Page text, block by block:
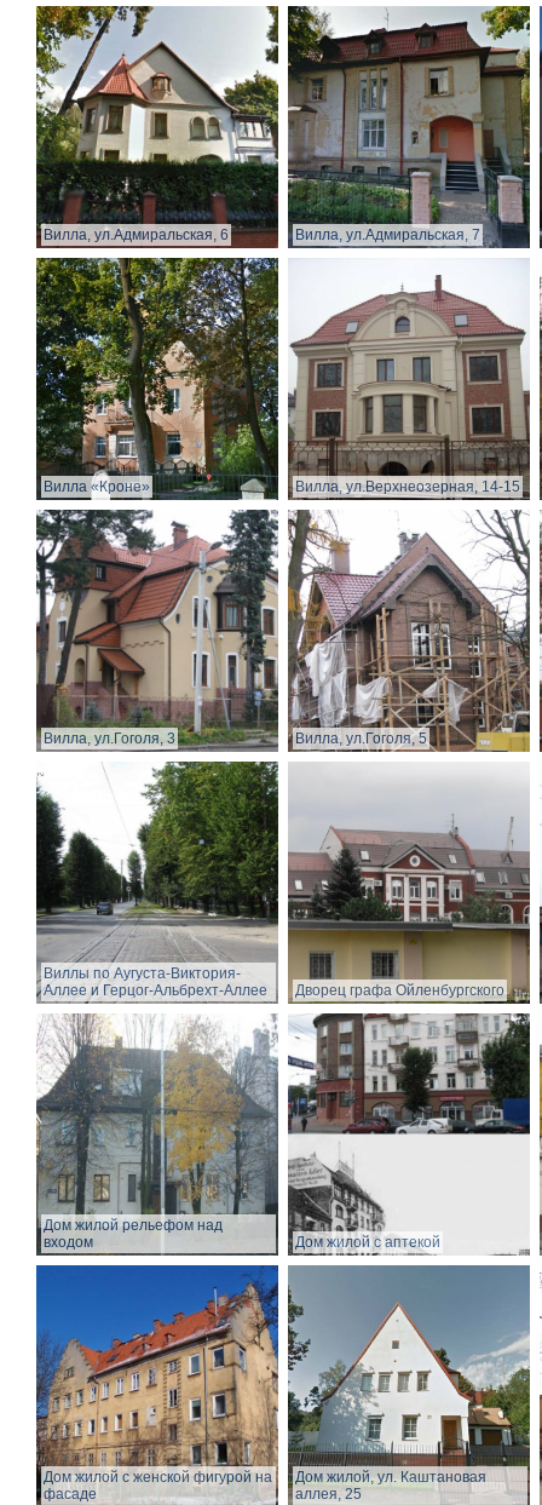
Вилла, ул.Адмиральская, 6 Вилла, ул.Адмиральская, 7
Вилла «Кроне» Вилла, ул.Верхнеозерная, 14-15
Вилла, ул.Гоголя, 3 Вилла, ул.Гоголя, 5
Виллы по Аугуста-Виктория-
Аллее и Герцог-Альбрехт-Аллее
Дворец графа Ойленбургского
Дом жилой рельефом над
входом
Дом жилой с аптекой
Дом жилой с женской фигурой на
фасаде
Дом жилой, ул. Каштановая
аллея, 25